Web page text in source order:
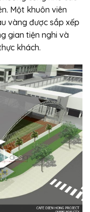
Một khuôn viên
vàng được sắp xếp
gian tiện nghi và
khách.